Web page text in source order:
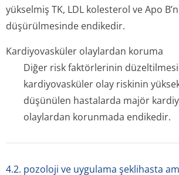
yükselmiş TK, LDL kolesterol ve Apo
düşürülmesinde endikedir.
Kardiyovasküler olaylardan koruma
Diğer risk faktörlerinin
kardiyovasküler olay riskinin
düşünülen hastalarda majör
olaylardan korunmada endikedir.
4.2. pozoloji ve uygulama şeklihasta